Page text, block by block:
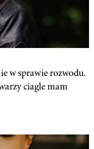
w sprawie rozwodu.
ciagle mam